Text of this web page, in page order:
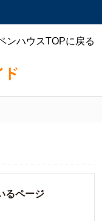
ンハウスTOPに戻る
るページ